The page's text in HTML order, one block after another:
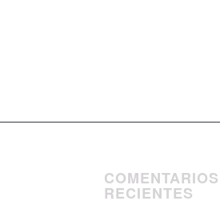
COMENTARIOS
RECIENTES